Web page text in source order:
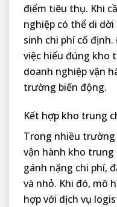
điểm tiêu thụ. Khi
nghiệp có thể di
sinh chi phí cố
việc hiểu đúng kho
doanh nghiệp vận
trường biến động.
Kết hợp kho trung
Trong nhiều trường
vận hành kho trung
gánh nặng chi phí,
và nhỏ. Khi đó, mô
hợp với dịch vụ